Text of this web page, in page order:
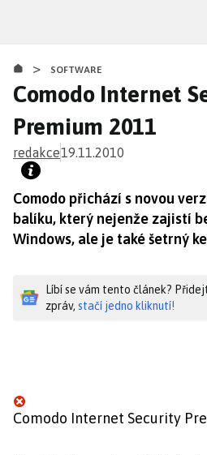
obsahu
> SOFTWARE
Comodo Internet
Premium 2011
redakce19.11.2010
Comodo přichází s novou
balíku, který nejenže zajistí
Windows, ale je také šetrný
Líbí se vám tento článek?
zpráv, stačí jedno kliknutí!
Comodo Internet Security